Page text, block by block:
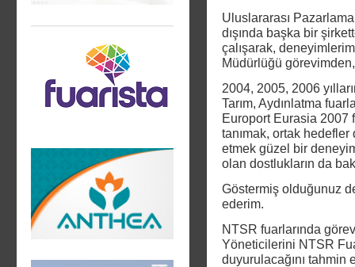
Uluslararası
dışında başka bir
çalışarak,
Müdürlüğü
2004, 2005, 2006
Tarım, Aydınlatma
Europort Eurasia 2007
tanımak, ortak
etmek güzel bir
olan dostlukların da
Göstermiş olduğunuz
ederim.
NTSR fuarlarında
Yöneticilerini NTSR
duyurulacağını tahmin